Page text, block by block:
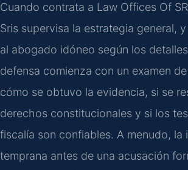
Cuando contrata a Law Offices Of
Sris supervisa la estrategia general,
al abogado idóneo según los
defensa comienza con un examen
cómo se obtuvo la evidencia, si se
derechos constitucionales y si los
fiscalía son confiables. A menudo, la
temprana antes de una acusación